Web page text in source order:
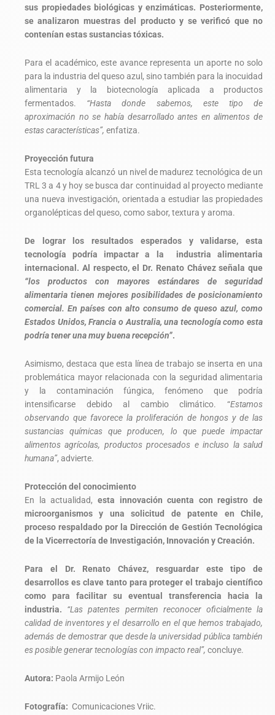
sus propiedades biológicas y enzimáticas. Posteriormente,
se analizaron muestras del producto y se verificó que no
contenían estas sustancias tóxicas.
Para el académico, este avance representa un aporte no solo
para la industria del queso azul, sino también para la inocuidad
alimentaria y la biotecnología aplicada a productos
fermentados. “Hasta donde sabemos, este tipo de
aproximación no se había desarrollado antes en alimentos de
estas características”, enfatiza.
Proyección futura
Esta tecnología alcanzó un nivel de madurez tecnológica de un
TRL 3 a 4 y hoy se busca dar continuidad al proyecto mediante
una nueva investigación, orientada a estudiar las propiedades
organolépticas del queso, como sabor, textura y aroma.
De lograr los resultados esperados y validarse, esta
tecnología podría impactar a la industria alimentaria
internacional. Al respecto, el Dr. Renato Chávez señala que
“los productos con mayores estándares de seguridad
alimentaria tienen mejores posibilidades de posicionamiento
comercial. En países con alto consumo de queso azul, como
Estados Unidos, Francia o Australia, una tecnología como esta
podría tener una muy buena recepción”.
Asimismo, destaca que esta línea de trabajo se inserta en una
problemática mayor relacionada con la seguridad alimentaria
y la contaminación fúngica, fenómeno que podría
intensificarse debido al cambio climático. “Estamos
observando que favorece la proliferación de hongos y de las
sustancias químicas que producen, lo que puede impactar
alimentos agrícolas, productos procesados e incluso la salud
humana”, advierte.
Protección del conocimiento
En la actualidad, esta innovación cuenta con registro de
microorganismos y una solicitud de patente en Chile,
proceso respaldado por la Dirección de Gestión Tecnológica
de la Vicerrectoría de Investigación, Innovación y Creación.
Para el Dr. Renato Chávez, resguardar este tipo de
desarrollos es clave tanto para proteger el trabajo científico
como para facilitar su eventual transferencia hacia la
industria. “Las patentes permiten reconocer oficialmente la
calidad de inventores y el desarrollo en el que hemos trabajado,
además de demostrar que desde la universidad pública también
es posible generar tecnologías con impacto real”, concluye.
Autora: Paola Armijo León
Fotografía: Comunicaciones Vriic.